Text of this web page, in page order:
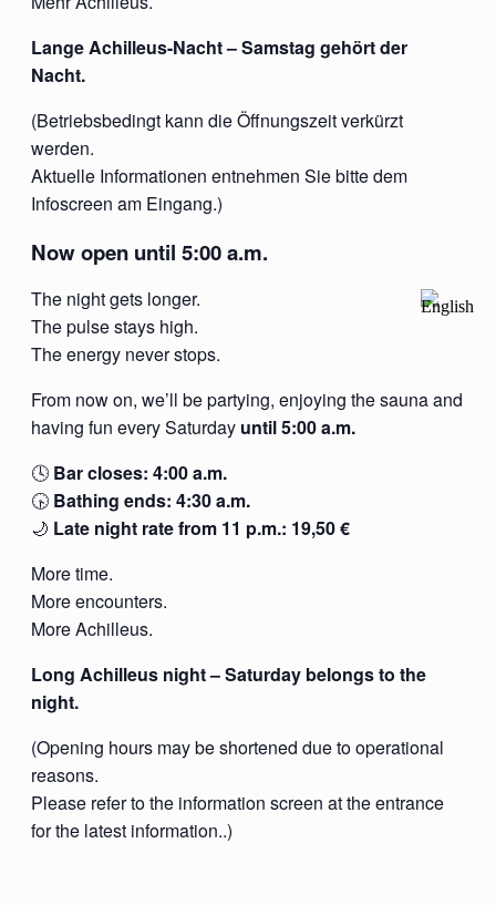
Lange Achilleus-Nacht – Samstag gehört der
Nacht.
(Betriebsbedingt kann die Öffnungszeit verkürzt
werden.
Aktuelle Informationen entnehmen Sie bitte dem
Infoscreen am Eingang.)
Now open until 5:00 a.m.
The night gets longer.
The pulse stays high.
The energy never stops.
From now on, we’ll be partying, enjoying the sauna and
having fun every Saturday until 5:00 a.m.
🕓 Bar closes: 4:00 a.m.
🕟 Bathing ends: 4:30 a.m.
🌙 Late night rate from 11 p.m.: 19,50 €
More time.
More encounters.
More Achilleus.
Long Achilleus night – Saturday belongs to the
night.
(Opening hours may be shortened due to operational
reasons.
Please refer to the information screen at the entrance
for the latest information..)